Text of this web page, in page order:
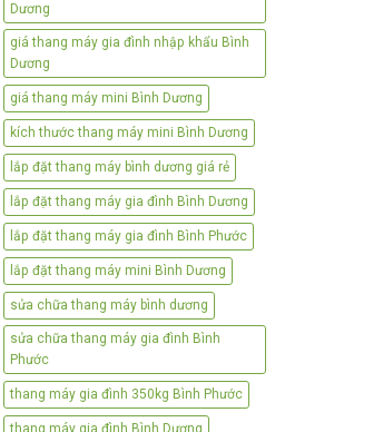
Dương
giá thang máy gia đình nhập khẩu Bình
Dương
giá thang máy mini Bình Dương
kích thước thang máy mini Bình Dương
lắp đặt thang máy bình dương giá rẻ
lắp đặt thang máy gia đình Bình Dương
lắp đặt thang máy gia đình Bình Phước
lắp đặt thang máy mini Bình Dương
sửa chữa thang máy bình dương
sửa chữa thang máy gia đình Bình
Phước
thang máy gia đình 350kg Bình Phước
thang máy gia đình Bình Dương